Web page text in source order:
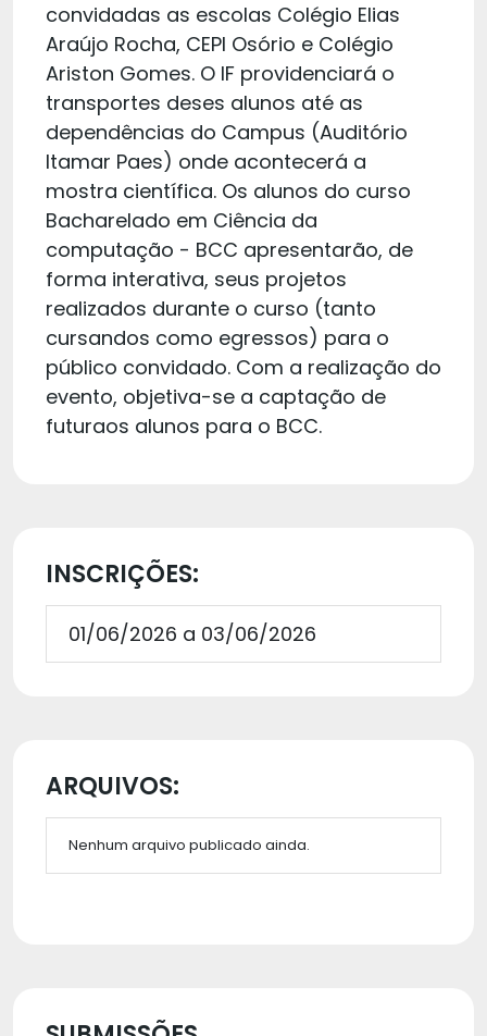
convidadas as escolas Colégio Elias
Araújo Rocha, CEPI Osório e Colégio
Ariston Gomes. O IF providenciará o
transportes deses alunos até as
dependências do Campus (Auditório
Itamar Paes) onde acontecerá a
mostra científica. Os alunos do curso
Bacharelado em Ciência da
computação - BCC apresentarão, de
forma interativa, seus projetos
realizados durante o curso (tanto
cursandos como egressos) para o
público convidado. Com a realização do
evento, objetiva-se a captação de
futuraos alunos para o BCC.
INSCRIÇÕES:
01/06/2026 a 03/06/2026
ARQUIVOS:
Nenhum arquivo publicado ainda.